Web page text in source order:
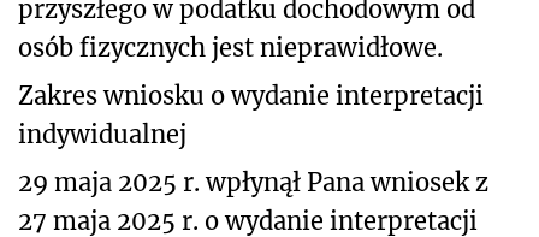
przyszłegow podatku dochodowym od
osób fizycznych jest nieprawidłowe.
Zakres wniosku o wydanie interpretacji
indywidualnej
29 maja 2025 r. wpłynął Pana wniosek z
27 maja 2025 r. o wydanie interpretacji